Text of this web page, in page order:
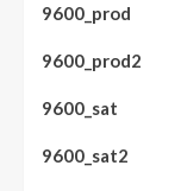
9600_prod
9600_prod2
9600_sat
9600_sat2